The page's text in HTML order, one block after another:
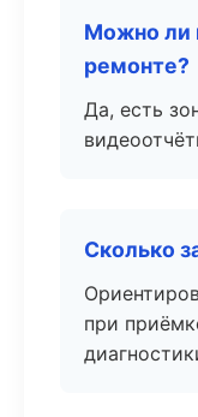
Можно ли
ремонте?
Да, есть
Сколько
при